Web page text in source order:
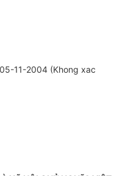
11-2004 (Khong xac